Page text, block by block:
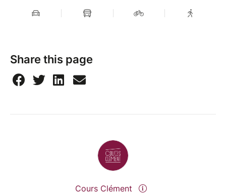
Share this page
Cours Clément